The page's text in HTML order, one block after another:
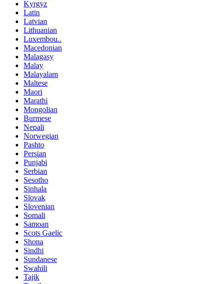
Kyrgyz
Latin
Latvian
Lithuanian
Luxembou..
Macedonian
Malagasy
Malay
Malayalam
Maltese
Maori
Marathi
Mongolian
Burmese
Nepali
Norwegian
Pashto
Persian
Punjabi
Serbian
Sesotho
Sinhala
Slovak
Slovenian
Somali
Samoan
Scots Gaelic
Shona
Sindhi
Sundanese
Swahili
Tajik